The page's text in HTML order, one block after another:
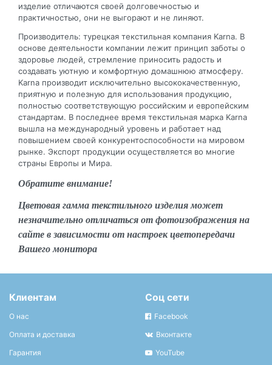
изделие отличаются своей долговечностью и
практичностью, они не выгорают и не линяют.
Производитель: турецкая текстильная компания Karna. В
основе деятельности компании лежит принцип заботы о
здоровье людей, стремление приносить радость и
создавать уютную и комфортную домашнюю атмосферу.
Karna производит исключительно высококачественную,
приятную и полезную для использования продукцию,
полностью соответствующую российским и европейским
стандартам. В последнее время текстильная марка Karna
вышла на международный уровень и работает над
повышением своей конкурентоспособности на мировом
рынке. Экспорт продукции осуществляется во многие
страны Европы и Мира.
Обратите внимание!
Цветовая гамма текстильного изделия может
незначительно отличаться от фотоизображения на
сайте в зависимости от настроек цветопередачи
Вашего монитора
Клиентам
О нас
Оплата и доставка
Гарантия
Соц сети
Facebook
Вконтакте
YouTube